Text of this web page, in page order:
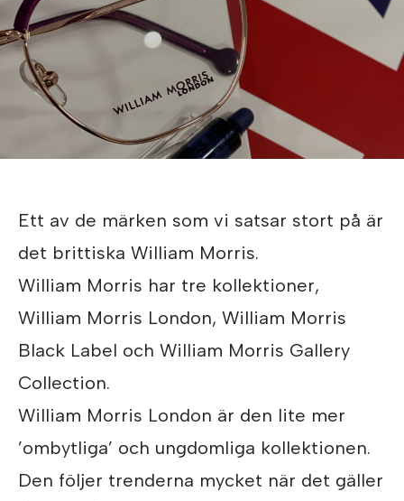
Ett av de märken som vi satsar stort på är
det brittiska William Morris.
William Morris har tre kollektioner,
William Morris London, William Morris
Black Label och William Morris Gallery
Collection.
William Morris London är den lite mer
’ombytliga’ och ungdomliga kollektionen.
Den följer trenderna mycket när det gäller